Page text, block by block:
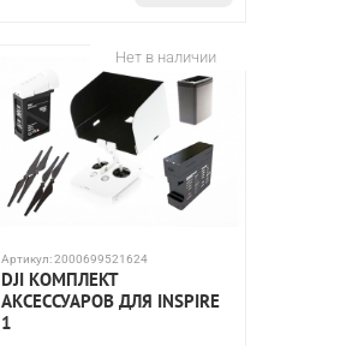
Нет в наличии
Артикул:2000699521624
DJI КОМПЛЕКТ
АКСЕССУАРОВ ДЛЯ INSPIRE
1